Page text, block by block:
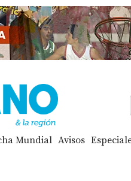
Mundial Avisos